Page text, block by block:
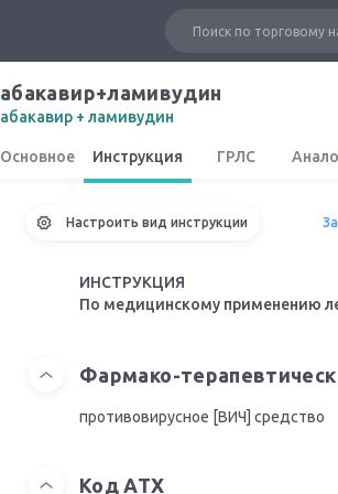
абакавир+ламивудин
абакавир + ламивудин
Основное Инструкция ГРЛС
Настроить вид инструкции
ИНСТРУКЦИЯ
По медицинскому применению
Фармако-
противовирусное [ВИЧ] средство
Код АТХ